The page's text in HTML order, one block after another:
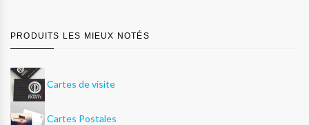
PRODUITS LES MIEUX NOTÉS
Cartes de visite
Cartes Postales